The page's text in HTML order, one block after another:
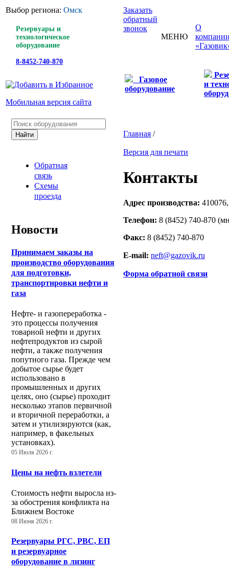
Выбор региона: Омск
Резервуары и
технологическое
оборудование
8-8452-740-870
Мобильная версия сайта
Заказать
обратный
звонок
МЕНЮ
О
Газовое
оборудование
и
Обратная
связь
Схемы
проезда
Новости
Принимаем заказы на
производство оборудования
для подготовки,
транспортировки нефти и
газа
Нефте- и газопереработка -
это процессы получения
товарной нефти и других
нефтепродуктов из сырой
нефти, а также получения
попутного газа. Прежде чем
добытое сырье будет
использовано в
промышленных и других
целях, оно (сырье) проходит
несколько этапов первичной
и вторичной переработки, а
затем и утилизируются (как,
например, в факельных
установках).
05 Июля 2026 г.
Цены на нефть взлетели
Стоимость нефти выросла из-
за обострения конфликта на
Ближнем Востоке
08 Июня 2026 г.
Резервуары РГС, РВС, ЕП
и резервуарное
оборудование в лизинг
Главная /
Версия для печати
Контакты
Адрес производства:
Телефон: 8 (8452) 740-870
Факс: 8 (8452) 740-870
E-mail: neft@gazovik.ru
Форма обратной связи